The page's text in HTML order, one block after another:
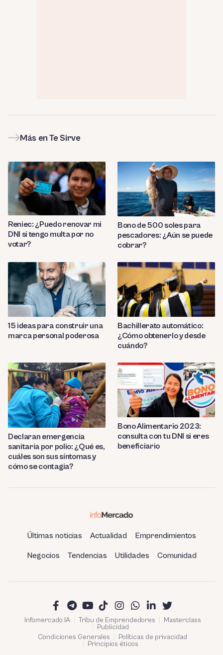
Más en Te Sirve
Reniec: ¿Puedo renovar mi
DNI si tengo multa por no
votar?
Bono de 500 soles para
pescadores: ¿Aún se puede
cobrar?
15 ideas para construir una
marca personal poderosa
Bachillerato automático:
¿Cómo obtenerlo y desde
cuándo?
Declaran emergencia
sanitaria por polio: ¿Qué es,
cuáles son sus síntomas y
cómo se contagia?
Bono Alimentario 2023:
consulta con tu DNI si eres
beneficiario
Últimas noticias Actualidad Emprendimientos
Negocios Tendencias Utilidades Comunidad
Infomercado IA Tribu de Emprendedores
Masterclass
Publicidad
Condiciones Generales
Políticas de privacidad
Principios éticos